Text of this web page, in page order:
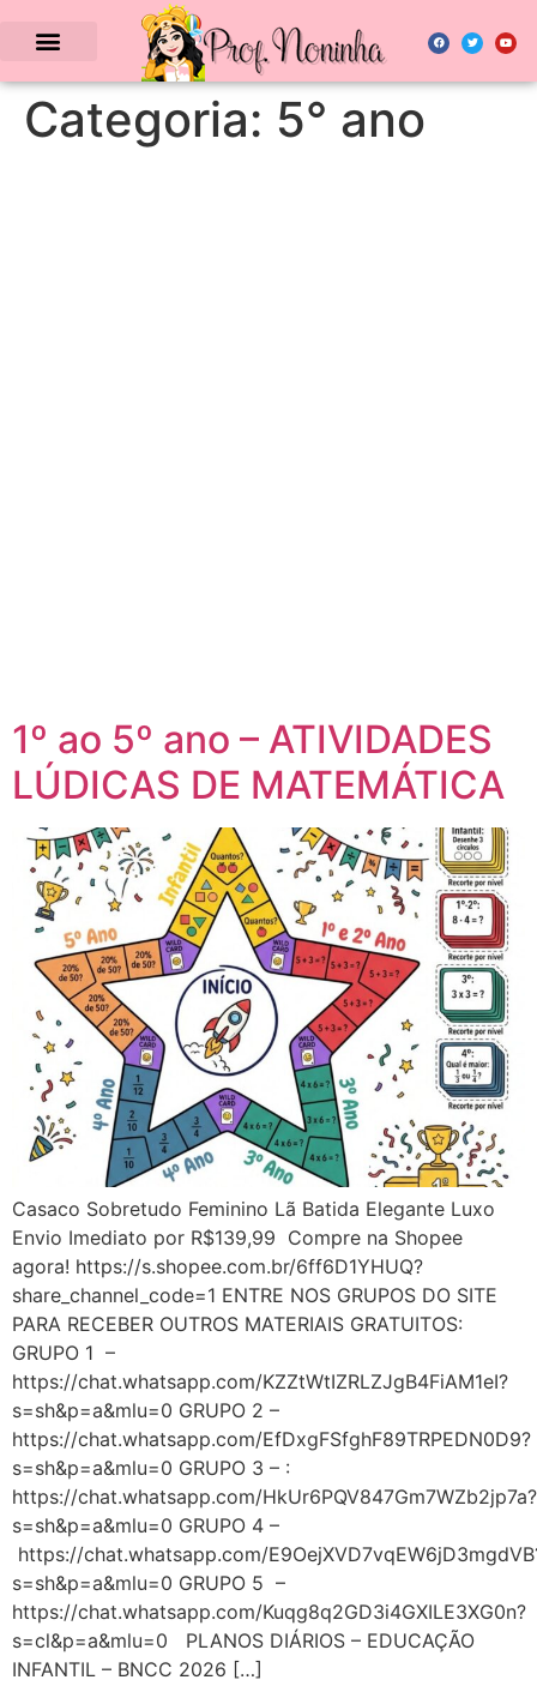
Categoria: 5° ano
1º ao 5º ano – ATIVIDADES
LÚDICAS DE MATEMÁTICA
Casaco Sobretudo Feminino Lã Batida Elegante Luxo
Envio Imediato por R$139,99 Compre na Shopee
agora! https://s.shopee.com.br/6ff6D1YHUQ?
share_channel_code=1 ENTRE NOS GRUPOS DO SITE
PARA RECEBER OUTROS MATERIAIS GRATUITOS:
GRUPO 1 –
https://chat.whatsapp.com/KZZtWtIZRLZJgB4FiAM1eI?
s=sh&p=a&mlu=0 GRUPO 2 –
https://chat.whatsapp.com/EfDxgFSfghF89TRPEDN0D9?
s=sh&p=a&mlu=0 GRUPO 3 – :
https://chat.whatsapp.com/HkUr6PQV847Gm7WZb2jp7a?
s=sh&p=a&mlu=0 GRUPO 4 –
https://chat.whatsapp.com/
s=sh&p=a&mlu=0 GRUPO 5 –
https://chat.whatsapp.com/Kuqg8q2GD3i4GXILE3XG0n?
s=cl&p=a&mlu=0 PLANOS DIÁRIOS – EDUCAÇÃO
INFANTIL – BNCC 2026 […]